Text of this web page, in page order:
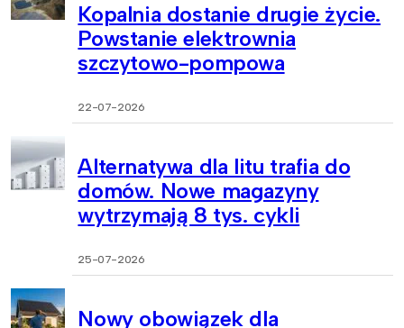
Kopalnia dostanie drugie życie.
Powstanie elektrownia
szczytowo-pompowa
22-07-2026
Alternatywa dla litu trafia do
domów. Nowe magazyny
wytrzymają 8 tys. cykli
25-07-2026
Nowy obowiązek dla